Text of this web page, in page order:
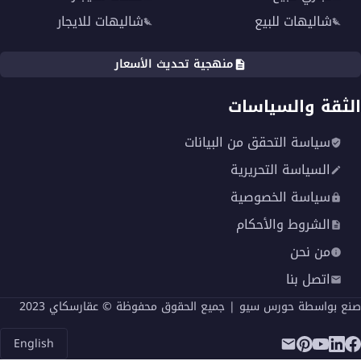
عيوب كمبوند المراسم
يعتقد معظم عملاء مشروع المراسم فيفث سكوير التجمع
الخامس إنه لا يوجد به أي عيب يذكر، وتم إعطائه صفة
الكمال بفعل مميزاته الكثيرة وتنوع الخدمات التي يقدمها
شاليهات للبيع
شاليهات للايجار
منهجية تحديث الأسعار
الثقة والسياسات
سياسة التحقق من البيانات
السياسة التحريرية
سياسة الخصوصية
الشروط والأحكام
من نحن
اتصل بنا
صنع بواسطة حورس سيو | جميع الحقوق محفوظة © عقارسكاي 2023
English